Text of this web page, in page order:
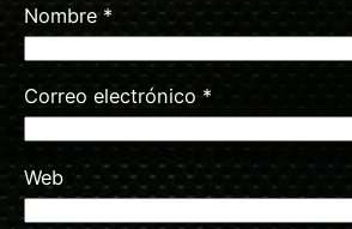
Nombre*
Correo electrónico *
Web